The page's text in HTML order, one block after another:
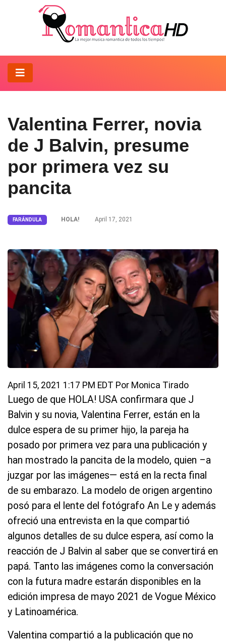
Valentina Ferrer, novia
de J Balvin, presume
por primera vez su
pancita
FARÁNDULA HOLA! April 17, 2021
April 15, 2021 1:17 PM EDT Por Monica Tirado
Luego de que HOLA! USA confirmara que J
Balvin y su novia, Valentina Ferrer, están en la
dulce espera de su primer hijo, la pareja ha
posado por primera vez para una publicación y
han mostrado la pancita de la modelo, quien –a
juzgar por las imágenes— está en la recta final
de su embarazo. La modelo de origen argentino
posó para el lente del fotógrafo An Le y además
ofreció una entrevista en la que compartió
algunos detalles de su dulce espera, así como la
reacción de J Balvin al saber que se convertirá en
papá. Tanto las imágenes como la conversación
con la futura madre estarán disponibles en la
edición impresa de mayo 2021 de Vogue México
y Latinoamérica.
Valentina compartió a la publicación que no